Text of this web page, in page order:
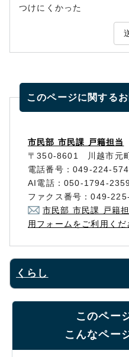
つけにくかった
このページに関する
市民部 市民課 戸籍担当
〒350-8601 川越市元
電話番号：049-224-
AI電話：050-1794-
ファクス番号：049-
市民部 市民課 戸籍
用フォームをご利用くだ
くらし
このペー
こんなペー